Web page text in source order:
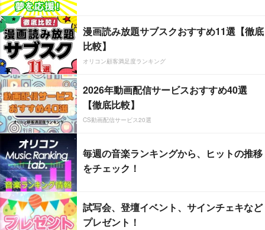
漫画読み放題サブスクおすすめ11選【徹底
比較】
オリコン顧客満足度ランキング
2026年動画配信サービスおすすめ40選
【徹底比較】
CS動画配信サービス20選
毎週の音楽ランキングから、ヒットの推移
をチェック！
試写会、登壇イベント、サインチェキなど
プレゼント！